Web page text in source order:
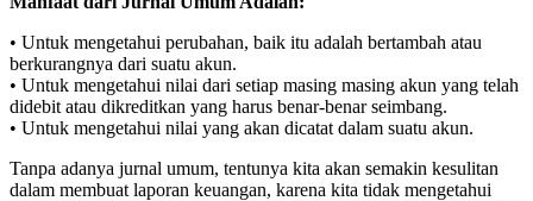
• Untuk mengetahui perubahan, baik itu adalah bertambah atau
berkurangnya dari suatu akun.
• Untuk mengetahui nilai dari setiap masing masing akun yang telah
didebit atau dikreditkan yang harus benar-benar seimbang.
• Untuk mengetahui nilai yang akan dicatat dalam suatu akun.
Tanpa adanya jurnal umum, tentunya kita akan semakin kesulitan
dalam membuat laporan keuangan, karena kita tidak mengetahui